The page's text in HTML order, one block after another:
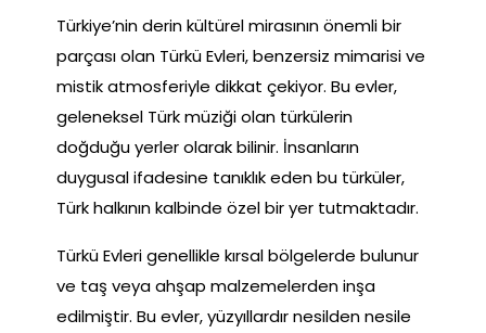
Türkiye’nin derin kültürel mirasının önemli bir
parçası olan Türkü Evleri, benzersiz mimarisi ve
mistik atmosferiyle dikkat çekiyor. Bu evler,
geleneksel Türk müziği olan türkülerin
doğduğu yerler olarak bilinir. İnsanların
duygusal ifadesine tanıklık eden bu türküler,
Türk halkının kalbinde özel bir yer tutmaktadır.
Türkü Evleri genellikle kırsal bölgelerde bulunur
ve taş veya ahşap malzemelerden inşa
edilmiştir. Bu evler, yüzyıllardır nesilden nesile